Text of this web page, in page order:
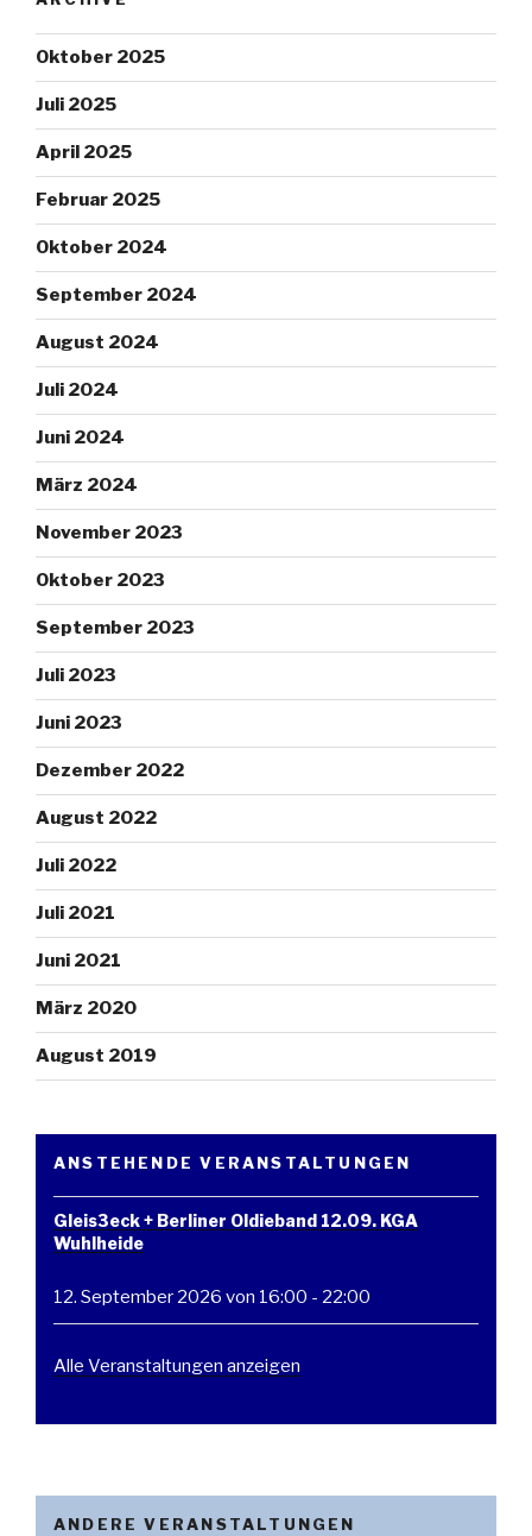
Oktober 2025
Juli 2025
April 2025
Februar 2025
Oktober 2024
September 2024
August 2024
Juli 2024
Juni 2024
März 2024
November 2023
Oktober 2023
September 2023
Juli 2023
Juni 2023
Dezember 2022
August 2022
Juli 2022
Juli 2021
Juni 2021
März 2020
August 2019
ANSTEHENDE VERANSTALTUNGEN
Gleis3eck + Berliner Oldieband 12.09. KGA
Wuhlheide
12. September 2026 von 16:00 - 22:00
Alle Veranstaltungen anzeigen
ANDERE VERANSTALTUNGEN